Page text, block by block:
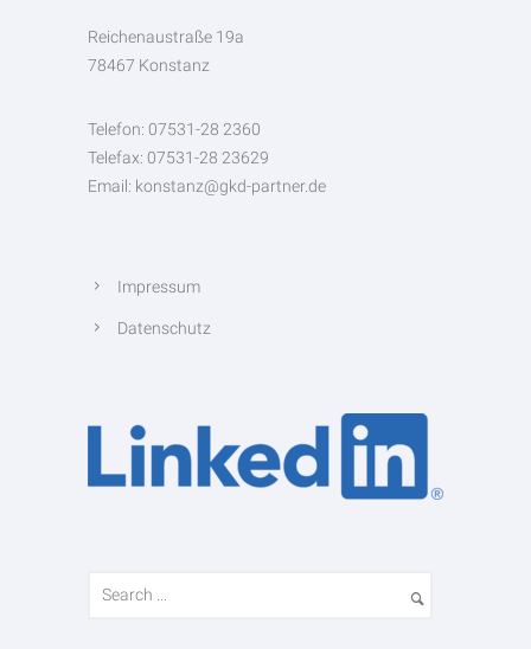
Reichenaustraße 19a
78467 Konstanz
Telefon: 07531-28 2360
Telefax: 07531-28 23629
Email: konstanz@gkd-partner.de
Impressum
Datenschutz